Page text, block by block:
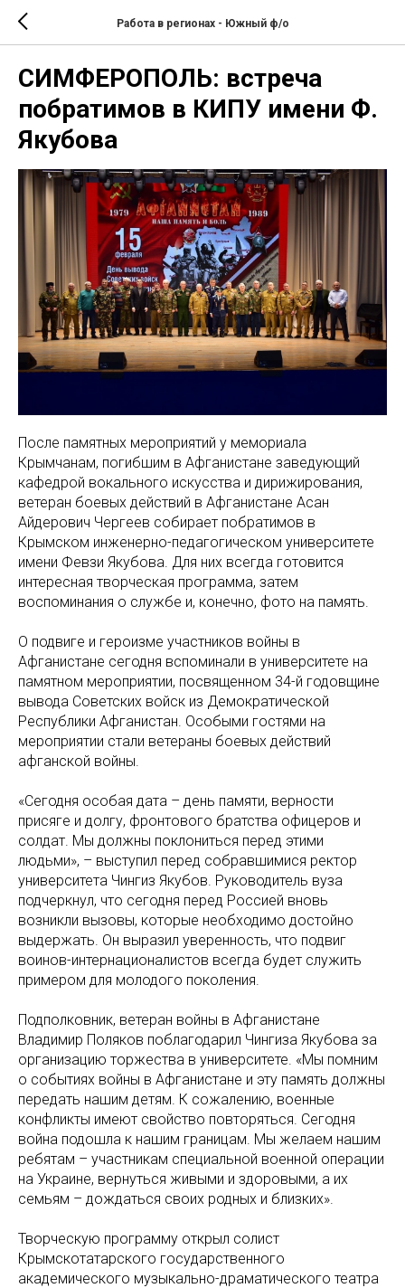
Работа в регионах - Южный ф/о
СИМФЕРОПОЛЬ: встреча
побратимов в КИПУ имени Ф.
Якубова
После памятных мероприятий у мемориала
Крымчанам, погибшим в Афганистане заведующий
кафедрой вокального искусства и дирижирования,
ветеран боевых действий в Афганистане Асан
Айдерович Чергеев собирает побратимов в
Крымском инженерно-педагогическом университете
имени Февзи Якубова. Для них всегда готовится
интересная творческая программа, затем
воспоминания о службе и, конечно, фото на память.
О подвиге и героизме участников войны в
Афганистане сегодня вспоминали в университете на
памятном мероприятии, посвященном 34-й годовщине
вывода Советских войск из Демократической
Республики Афганистан. Особыми гостями на
мероприятии стали ветераны боевых действий
афганской войны.
«Сегодня особая дата – день памяти, верности
присяге и долгу, фронтового братства офицеров и
солдат. Мы должны поклониться перед этими
людьми», – выступил перед собравшимися ректор
университета Чингиз Якубов. Руководитель вуза
подчеркнул, что сегодня перед Россией вновь
возникли вызовы, которые необходимо достойно
выдержать. Он выразил уверенность, что подвиг
воинов-интернационалистов всегда будет служить
примером для молодого поколения.
Подполковник, ветеран войны в Афганистане
Владимир Поляков поблагодарил Чингиза Якубова за
организацию торжества в университете. «Мы помним
о событиях войны в Афганистане и эту память должны
передать нашим детям. К сожалению, военные
конфликты имеют свойство повторяться. Сегодня
война подошла к нашим границам. Мы желаем нашим
ребятам – участникам специальной военной операции
на Украине, вернуться живыми и здоровыми, а их
семьям – дождаться своих родных и близких».
Творческую программу открыл солист
Крымскотатарского государственного
академического музыкально-драматического театра